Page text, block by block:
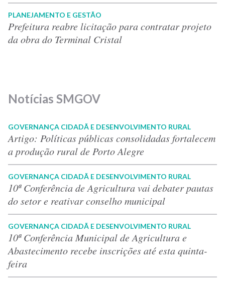
PLANEJAMENTO E GESTÃO
Prefeitura reabre licitação para contratar projeto
da obra do Terminal Cristal
Notícias SMGOV
GOVERNANÇA CIDADÃ E DESENVOLVIMENTO RURAL
Artigo: Políticas públicas consolidadas fortalecem
a produção rural de Porto Alegre
GOVERNANÇA CIDADÃ E DESENVOLVIMENTO RURAL
10ª Conferência de Agricultura vai debater pautas
do setor e reativar conselho municipal
GOVERNANÇA CIDADÃ E DESENVOLVIMENTO RURAL
10ª Conferência Municipal de Agricultura e
Abastecimento recebe inscrições até esta quinta-
feira